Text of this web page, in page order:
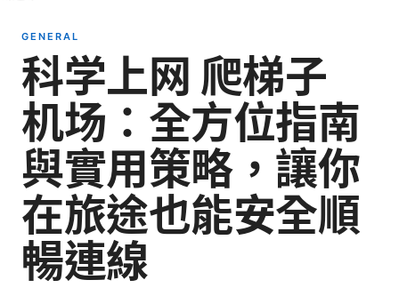
GENERAL
科学上网 爬梯子
机场：全方位指南
與實用策略，讓你
在旅途也能安全順
暢連線